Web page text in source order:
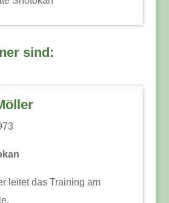
sind:
leitet das Training am